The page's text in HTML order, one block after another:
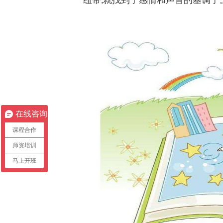
在线咨询
课程合作
师资培训
马上开班